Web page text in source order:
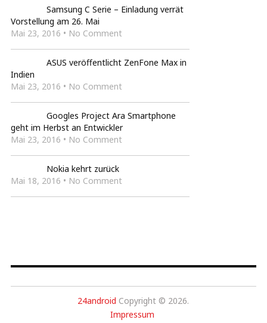
Samsung C Serie – Einladung verrät
Vorstellung am 26. Mai
Mai 23, 2016 • No Comment
ASUS veröffentlicht ZenFone Max in
Indien
Mai 23, 2016 • No Comment
Googles Project Ara Smartphone
geht im Herbst an Entwickler
Mai 23, 2016 • No Comment
Nokia kehrt zurück
Mai 18, 2016 • No Comment
24android Copyright © 2026.
Impressum